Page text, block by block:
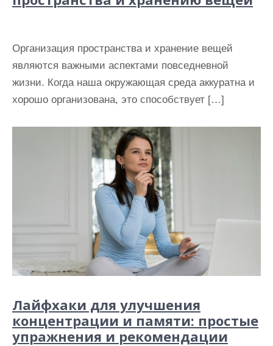
Организация пространства и хранение вещей
являются важными аспектами повседневной
жизни. Когда наша окружающая среда аккуратна и
хорошо организована, это способствует […]
Лайфхаки для улучшения
концентрации и памяти: простые
упражнения и рекомендации